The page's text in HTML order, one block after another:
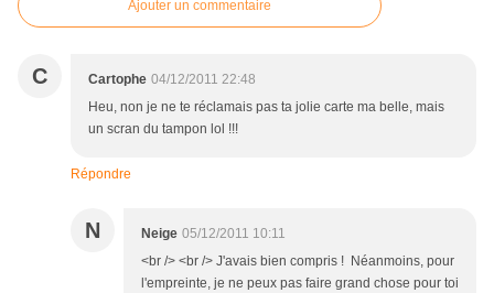
Ajouter un commentaire
C Cartophe 04/12/2011 22:48
Heu, non je ne te réclamais pas ta jolie carte ma belle, mais
un scran du tampon lol !!!
Répondre
N Neige 05/12/2011 10:11
<br /> <br /> J'avais bien compris ! Néanmoins, pour
l'empreinte, je ne peux pas faire grand chose pour toi